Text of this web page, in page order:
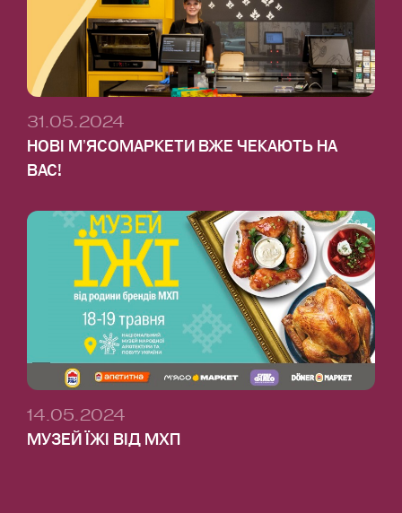
31.05.2024
НОВІ МʼЯСОМАРКЕТИ ВЖЕ ЧЕКАЮТЬ НА
ВАС!
14.05.2024
МУЗЕЙ ЇЖІ ВІД МХП